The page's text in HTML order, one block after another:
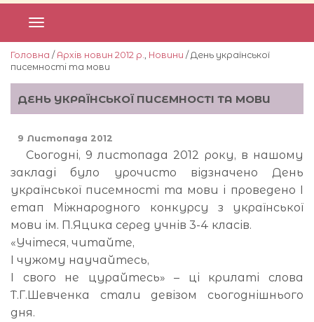
Головна / Архів новин 2012 р. Новини / День української
писемності та мови
ДЕНЬ УКРАЇНСЬКОЇ ПИСЕМНОСТІ ТА МОВИ
9 Листопада 2012
Сьогодні, 9 листопада 2012 року, в нашому
закладі було урочисто відзначено День
української писемності та мови і проведено І
етап Міжнародного конкурсу з української
мови ім. П.Яцика серед учнів 3-4 класів.
«Учітеся, читайте,
І чужому научайтесь,
І свого не цурайтесь» – ці крилаті слова
Т.Г.Шевченка стали девізом сьогоднішнього
дня.